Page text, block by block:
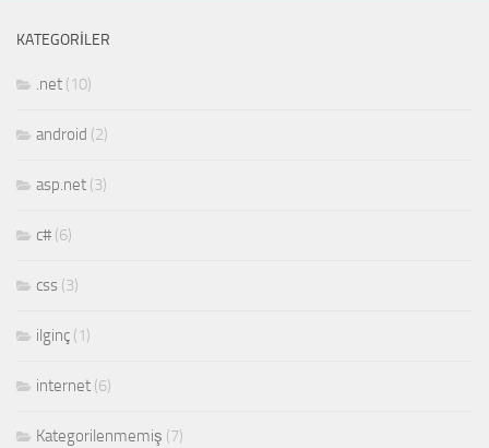
KATEGORILER
.net (10)
android (2)
asp.net (3)
c# (6)
css (3)
ilginç (1)
internet (6)
Kategorilenmemiş (7)